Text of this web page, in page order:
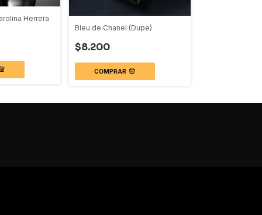
Herrera
Bleu de Chanel (Dupe)
$8.200
COMPRAR